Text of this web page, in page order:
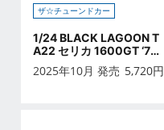
ザ☆チューンドカー
1/24 BLACK LAGOON T
A22 セリカ 1600GT ‘72
(トヨタ)
2025年10月 発売 5,720円